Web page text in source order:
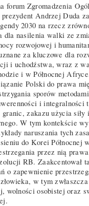
forum Zgromadzenia
Andrzej Duda
2030 na rzecz
dla nasilenia walki ze
rozwojowej i
za kluczowe dla
i uchodźstwa, wraz z
i w Północnej
Polski do prawa
sporów
i integralności
zakazu użycia siły
W tym kontekście
naruszania tych
do Korei Północnej
przez nią
RB. Zaakcentował
o zapewnienie
w tym
wolności osobistej oraz